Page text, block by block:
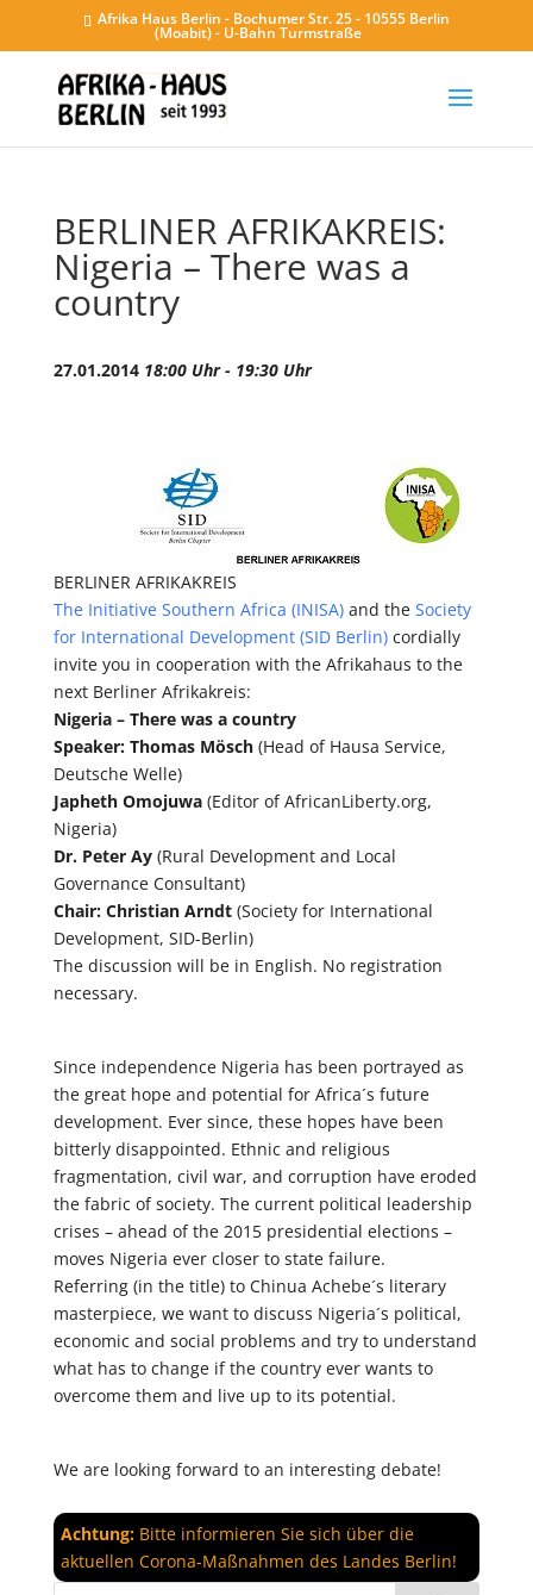
Afrika Haus Berlin - Bochumer Str. 25 - 10555 Berlin
(Moabit) - U-Bahn Turmstraße
BERLINER AFRIKAKREIS:
Nigeria – There was a
country
27.01.2014 18:00 Uhr - 19:30 Uhr
BERLINER AFRIKAKREIS
The Initiative Southern Africa (INISA)and the Society
for International Development (SID Berlin)cordially
invite you in cooperation with the Afrikahaus to the
next Berliner Afrikakreis:
Nigeria – There was a country
Speaker: Thomas Mösch(Head of Hausa Service,
Deutsche Welle)
Japheth Omojuwa (Editor of AfricanLiberty.org,
Nigeria)
Dr. Peter Ay (Rural Development and Local
Governance Consultant)
Chair: Christian Arndt(Society for International
Development, SID-Berlin)
The discussion will be in English. No registration
necessary.
Since independence Nigeria has been portrayed as
the great hope and potential for Africa´s future
development. Ever since, these hopes have been
bitterly disappointed. Ethnic and religious
fragmentation, civil war, and corruption have eroded
the fabric of society. The current political leadership
crises – ahead of the 2015 presidential elections –
moves Nigeria ever closer to state failure.
Referring (in the title) to Chinua Achebe´s literary
masterpiece, we want to discuss Nigeria´s political,
economic and social problems and try to understand
what has to change if the country ever wants to
overcome them and live up to its potential.
We are looking forward to an interesting debate!
Achtung:Bitte informieren Sie sich über die
aktuellen Corona-Maßnahmen des Landes Berlin!